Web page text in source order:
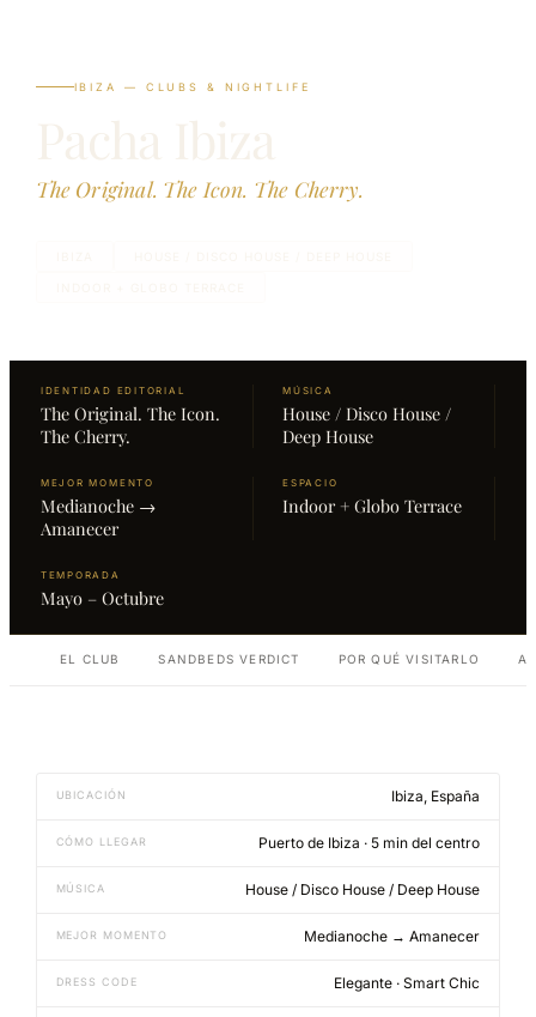
IBIZA — CLUBS & NIGHTLIFE
The Original. The Icon. The Cherry.
IDENTIDAD EDITORIAL
The Original. The Icon.
The Cherry.
MÚSICA
House / Disco House /
Deep House
MEJOR MOMENTO
Medianoche →
Amanecer
ESPACIO
Indoor + Globo Terrace
TEMPORADA
Mayo – Octubre
EL CLUB SANDBEDS VERDICT POR QUÉ VISITARLO
UBICACIÓN Ibiza, España
CÓMO LLEGAR Puerto de Ibiza · 5 min del centro
MÚSICA House / Disco House / Deep House
MEJOR MOMENTO Medianoche → Amanecer
DRESS CODE Elegante · Smart Chic